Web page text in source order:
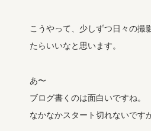
こうやって、少しずつ日々の撮
たらいいなと思います。
あ〜
ブログ書くのは面白いですね。
なかなかスタート切れないです